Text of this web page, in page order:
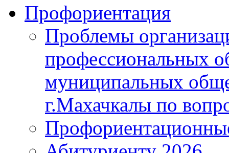
Профориентация
Проблемы
профессиональных
муниципальных
г.Махачкалы по